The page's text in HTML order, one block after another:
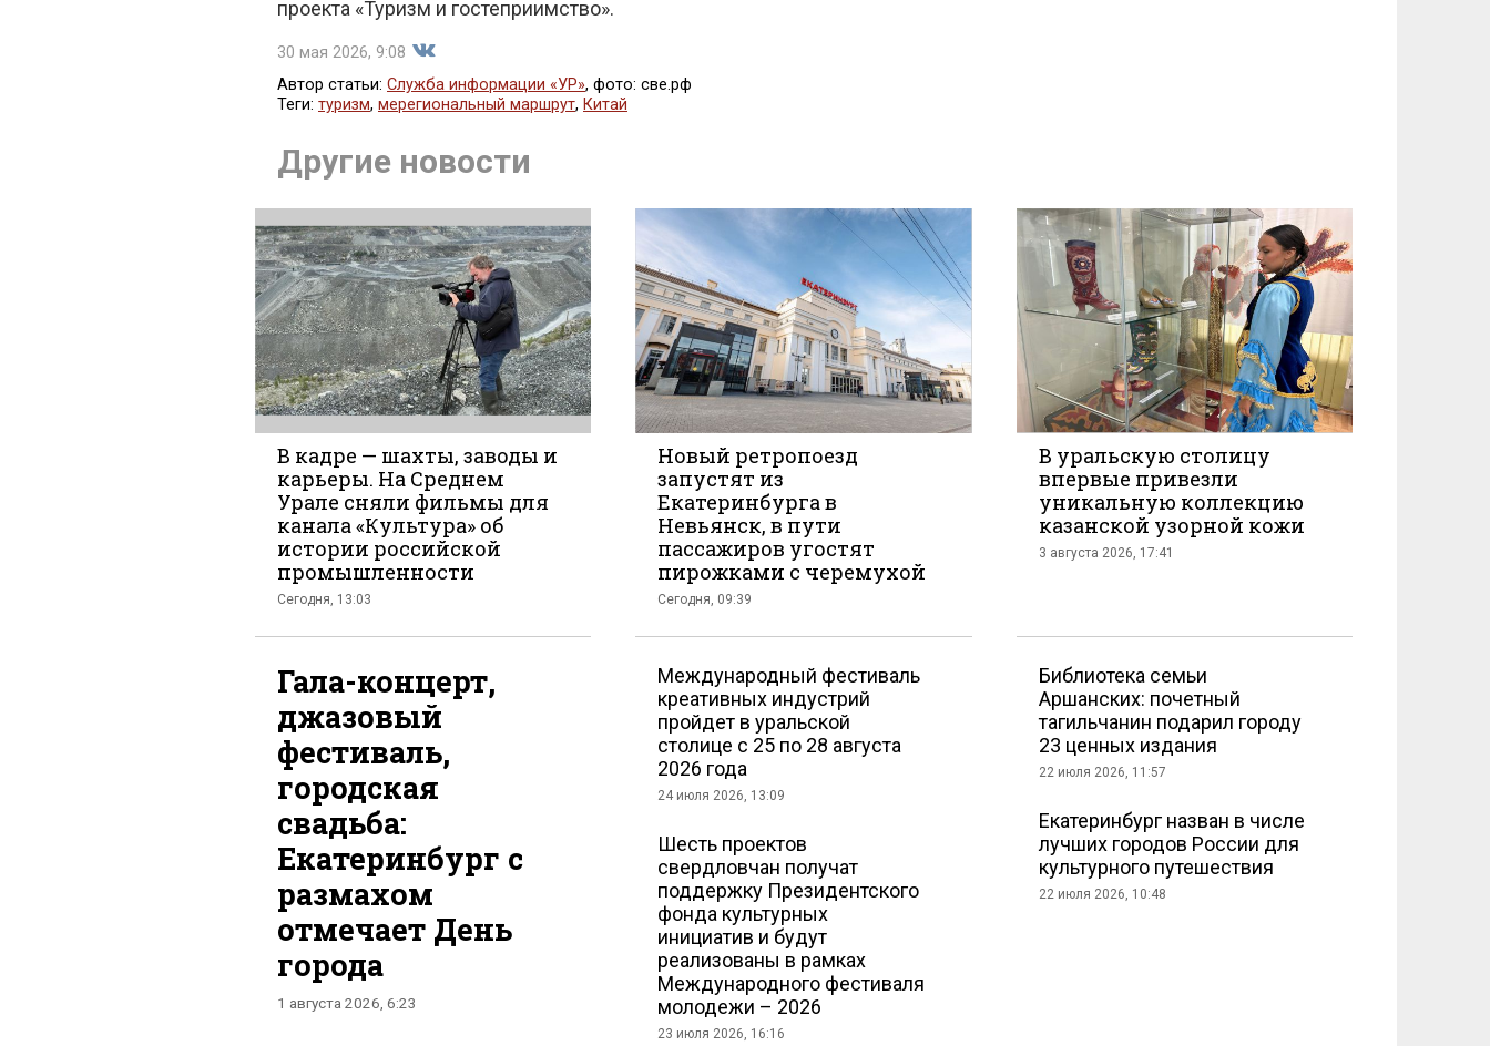
проекта «Туризм и гостеприимство».
30 мая 2026, 9:08
во
Вконтакте
Автор статьи: Служба информации «УР», фото: све.рф
Теги: туризм, мерегиональный маршрут, Китай
Другие новости
В кадре — шахты, заводы и
карьеры. На Среднем
Урале сняли фильмы для
канала «Культура» об
истории российской
промышленности
Сегодня, 13:03
Новый ретропоезд
запустят из
Екатеринбурга в
Невьянск, в пути
пассажиров угостят
пирожками с черемухой
Сегодня, 09:39
В уральскую столицу
впервые привезли
уникальную коллекцию
казанской узорной кожи
3 августа 2026, 17:41
Гала-концерт,
джазовый
фестиваль,
городская
свадьба:
Екатеринбург с
размахом
отмечает День
города
1 августа 2026, 6:23
Международный фестиваль
креативных индустрий
пройдет в уральской
столице с 25 по 28 августа
2026 года
24 июля 2026, 13:09
Шесть проектов
свердловчан получат
поддержку Президентского
фонда культурных
инициатив и будут
реализованы в рамках
Международного фестиваля
молодежи – 2026
23 июля 2026, 16:16
Библиотека семьи
Аршанских: почетный
тагильчанин подарил городу
23 ценных издания
22 июля 2026, 11:57
Екатеринбург назван в числе
лучших городов России для
культурного путешествия
22 июля 2026, 10:48